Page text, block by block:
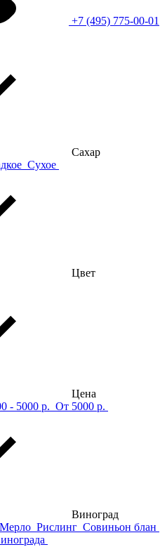
+7 (495) 775-00-01
Сахар
Сухое
Цвет
Цена
- 5000 р. От 5000 р.
Виноград
Мерло Рислинг Совиньон блан